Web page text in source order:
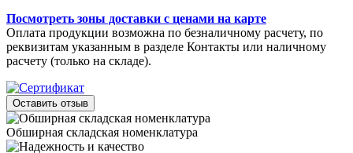
Посмотреть зоны доставки с ценами на карте
Оплата продукции возможна по безналичному расчету, по
реквизитам указанным в разделе Контакты или наличному
расчету (только на складе).
Оставить отзыв
Обширная складская номенклатура